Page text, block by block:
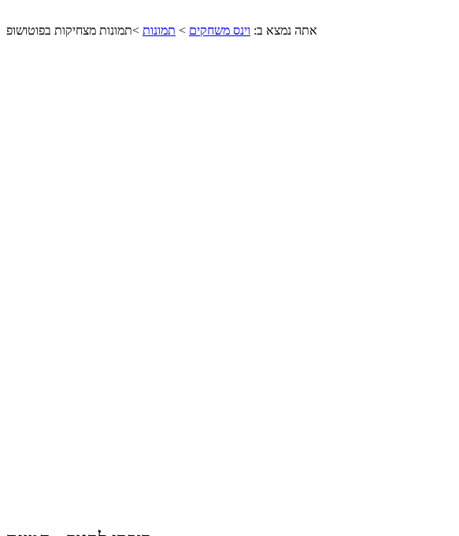
אתה נמצא ב: וינס משחקים > תמונות >תמונות מצחיקות בפוטושופ